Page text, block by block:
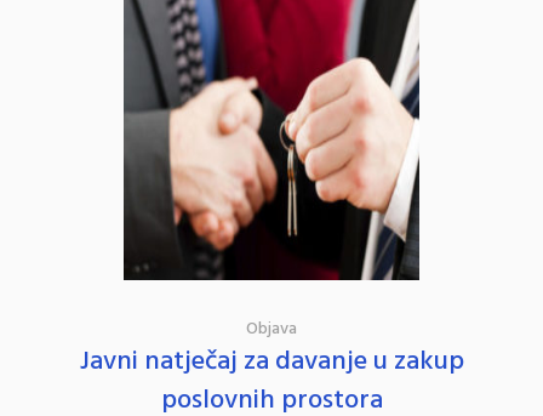
Objava
Javni natječaj za davanje u zakup
poslovnih prostora